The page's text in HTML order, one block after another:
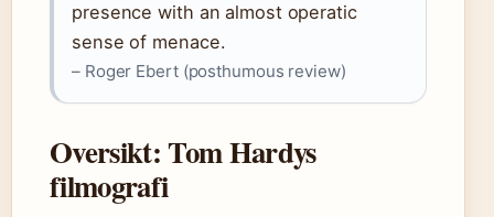
presence with an almost operatic
sense of menace.
– Roger Ebert (posthumous review)
Oversikt: Tom Hardys
filmografi